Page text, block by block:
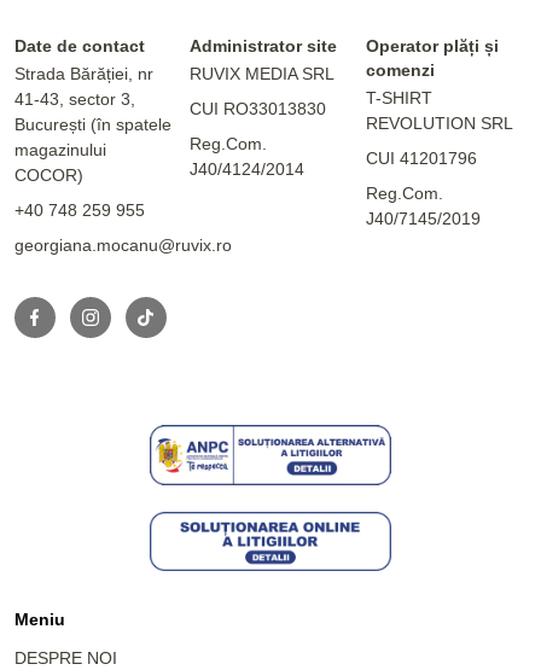
Date de contact
Strada Bărăției, nr
41-43, sector 3,
București (în spatele
magazinului
COCOR)
+40 748 259 955
georgiana.mocanu@ruvix.ro
Administrator site
RUVIX MEDIA SRL
CUI RO33013830
Reg.Com.
J40/4124/2014
Operator plăți și
comenzi
T-SHIRT
REVOLUTION SRL
CUI 41201796
Reg.Com.
J40/7145/2019
Meniu
DESPRE NOI